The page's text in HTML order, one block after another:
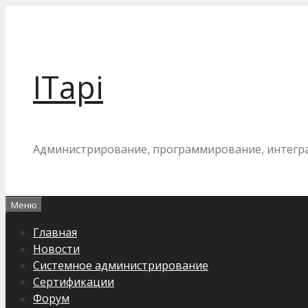
ITapi
Администрирование, программирование,
Меню
Главная
Новости
Системное администрирование
Сертификации
Форум